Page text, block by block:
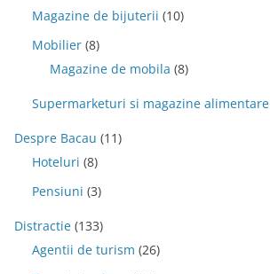
Magazine de bijuterii (10)
Mobilier (8)
Magazine de mobila (8)
Supermarketuri si magazine alimentare
Despre Bacau (11)
Hoteluri (8)
Pensiuni (3)
Distractie (133)
Agentii de turism (26)